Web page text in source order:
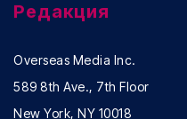
Редакция
Overseas Media Inc.
589 8th Ave., 7th Floor
New York, NY 10018